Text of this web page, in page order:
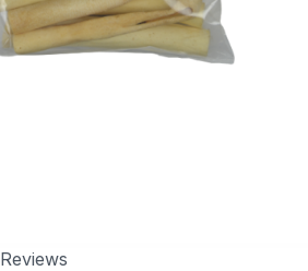
Reviews